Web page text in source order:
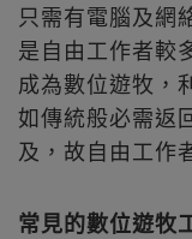
只需有電腦及網
是自由工作者較
成為數位遊牧，
如傳統般必需返
及，故自由工作
常見的數位遊牧